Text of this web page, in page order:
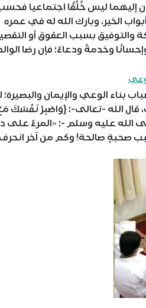
: {وَبِالْوَالِدَيْنِ إِحْسَانًا} (الإسراء: 23)؛ فالإحسان إليهما ليس خُلُقًا اجتماعيا
الخير، وبارك الله له في عمره
بسبب العقوق أو
وخدمةً ودعاءً؛ فإن رضا
بناء الوعي والإيمان والبصيرة؛
قال الله -تعالى-: {وَاصْبِرْ نَفْسَكَ
(الكهف: 28)، وقال النبي -صلى الله عليه وسلم -: «المرءُ
صحبةٍ صالحة! وكم من آخر انحرف